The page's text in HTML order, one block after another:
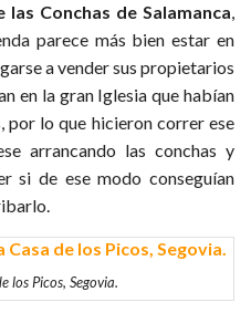
las Conchas de Salamanca,
parece más bien estar en
a vender sus propietarios
en la gran Iglesia que habían
por lo que hicieron correr ese
arrancando las conchas y
si de ese modo conseguían
los Picos, Segovia.